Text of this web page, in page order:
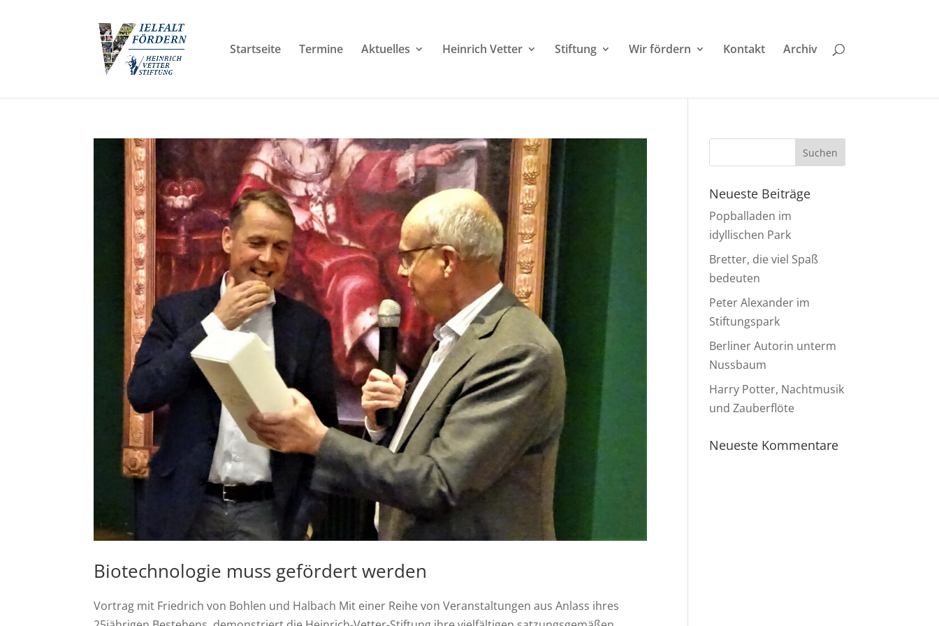
Startseite Termine Aktuelles Heinrich Vetter Stiftung Wir fördern Kontakt Archiv
Biotechnologie muss gefördert werden
Vortrag mit Friedrich von Bohlen und Halbach Mit einer Reihe von Veranstaltungen aus Anlass ihres
Neueste Beiträge
Popballaden im
idyllischen Park
Bretter, die viel Spaß
bedeuten
Peter Alexander im
Stiftungspark
Berliner Autorin unterm
Nussbaum
Harry Potter, Nachtmusik
und Zauberflöte
Neueste Kommentare